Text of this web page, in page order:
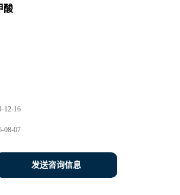
酸
12-16
08-07
发送咨询信息